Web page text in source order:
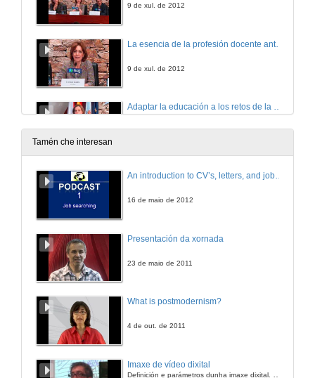
9 de xul. de 2012
9 de xul. de 2012
Adaptar la educación a los retos de la sociedad del S.XXI . ¿Qué demanda la sociedad?
9 de xul. de 2012
¿Adónde va la educación?
Tamén che interesan
An introduction to CV’s, letters, and job searching
16 de maio de 2012
Presentación da xornada
23 de maio de 2011
What is postmodernism?
4 de out. de 2011
Imaxe de vídeo dixital
Definición e parámetros dunha imaxe dixital. Resolución e Aspecto. Profundidade da cor. Compresión. Frame por segundo. Entrelazado. Campos, cadros